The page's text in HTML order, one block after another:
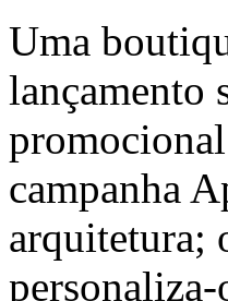
Uma
lançamento
campanha
arquitetura;